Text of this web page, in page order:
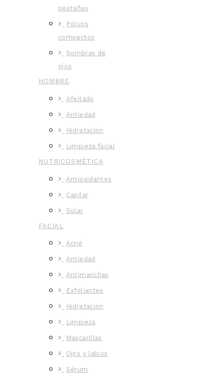
pestañas
Polvos
compactos
Sombras de
ojos
HOMBRE
Afeitado
Antiedad
Hidratación
Limpieza facial
NUTRICOSMÉTICA
Antioxidantes
Capilar
Solar
FACIAL
Acné
Antiedad
Antimanchas
Exfoliantes
Hidratación
Limpieza
Mascarillas
Ojos y labios
Sérum